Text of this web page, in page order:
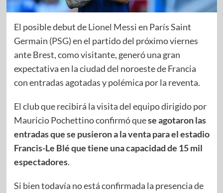
El posible debut deLionel Messien París Saint
Germain (PSG) en el partido del próximo viernes
ante Brest, como visitante, generó una gran
expectativa en la ciudad del noroeste de Francia
con entradas agotadas y polémica por la reventa.
El club que recibirá la visita del equipo dirigido por
Mauricio Pochettino confirmó quese agotaron las
entradas que se pusieron a la venta para el estadio
Francis-Le Blé que tiene una capacidad de 15 mil
espectadores.
Si bien todavía no está confirmada la presencia de